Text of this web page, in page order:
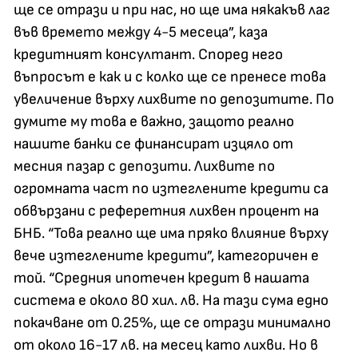
ще се отрази и при нас, но ще има някакъв лаг
във времето между 4-5 месеца”, каза
кредитният консултант. Според него
въпросът е как и с колко ще се пренесе това
увеличение върху лихвите по депозитите. По
думите му това е важно, защото реално
нашите банки се финансират изцяло от
месния пазар с депозити. Лихвите по
огромната част по изтеглените кредити са
обвързани с реферетния лихвен процент на
БНБ. “Това реално ще има пряко влияние върху
вече изтеглените кредити”, категоричен е
той. “Средния ипотечен кредит в нашата
система е около 80 хил. лв. На тази сума едно
покачване от 0.25%, ще се отрази минимално
от около 16-17 лв. на месец като лихви. Но в